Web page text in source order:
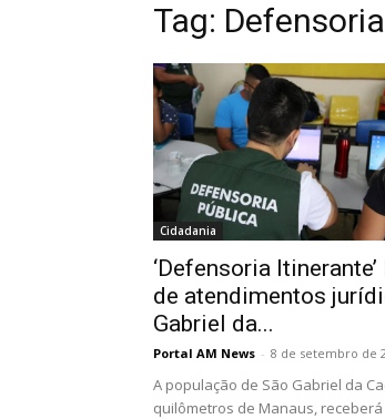
Tag:
Cidadania
‘Defensoria
de atendimentos
Gabriel da...
Portal AM News - 8 de setembro de
A população de São Gabriel da
quilômetros de Manaus,